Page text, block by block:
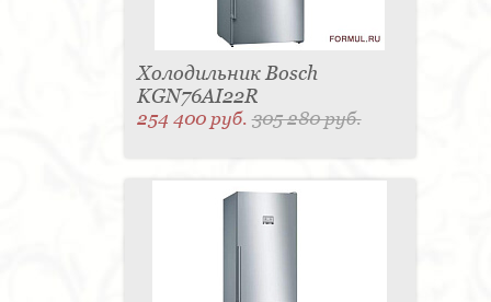
Холодильник Bosch
KGN76AI22R
254 400 руб.305 280 руб.